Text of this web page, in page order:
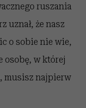
ruszania
uznał, że nasz
o sobie nie wie,
osobę, w której
musisz najpierw